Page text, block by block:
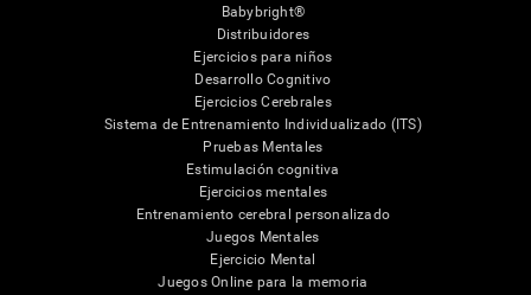
Babybright®
Distribuidores
Ejercicios para niños
Desarrollo Cognitivo
Ejercicios Cerebrales
Sistema de Entrenamiento Individualizado (ITS)
Pruebas Mentales
Estimulación cognitiva
Ejercicios mentales
Entrenamiento cerebral personalizado
Juegos Mentales
Ejercicio Mental
Juegos Online para la memoria